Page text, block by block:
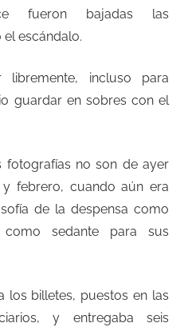
jce fueron bajadas las
escándalo.
libremente, incluso para
guardar en sobres con el
fotografías no son de ayer
febrero, cuando aún era
de la despensa como
sedante para sus
los billetes, puestos en las
y entregaba seis